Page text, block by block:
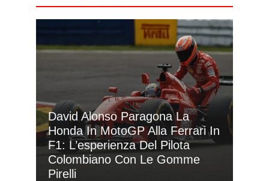
David Alonso Paragona La
Honda In MotoGP Alla Ferrari In
F1: L’esperienza Del Pilota
Colombiano Con Le Gomme
Pirelli